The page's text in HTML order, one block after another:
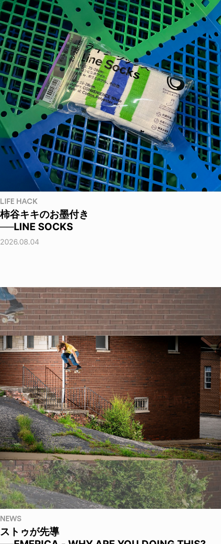
LIFE HACK
柿谷キキのお墨付き
──LINE SOCKS
2026.08.04
NEWS
ストゥが先導